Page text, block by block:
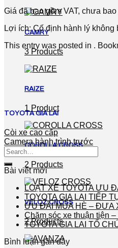
CAMRY
3 Products
RAIZE
1 Product
COROLLA CROSS
2 Products
VELOZ CROSS
2 Products
Giá đã bao gồm VAT, chưa
Lợi ích: Cố định hành lý
This entry was posted in .
TOYOTA GIA LAI
Còi xe cao cấp
Camera hành trình trước
Bài viết mới
LOẠT XE TOYOTA ƯU
TOYOTA GIA LAI TIẾP
ƯU ĐÃI MÙA HÈ – ĐƯA
Chăm sóc xe thuận tiện
TOYOTA GIA LAI TỔ
Bình luận gần đây